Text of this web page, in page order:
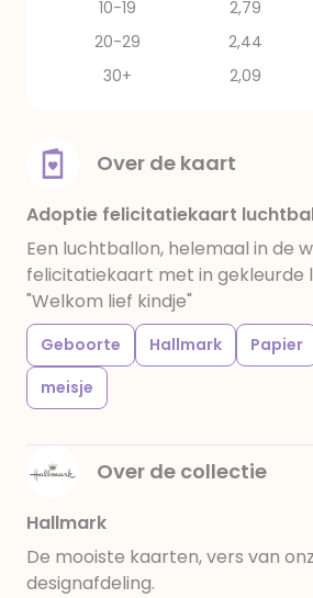
10-19
2,79
20-29
2,44
30+
2,09
Over de kaart
Adoptie felicitatiekaart
Een luchtballon, helemaal in de
felicitatiekaart met in gekleurde
"Welkom lief kindje"
Geboorte Hallmark Papier
meisje
Over de collectie
Hallmark
De mooiste kaarten, vers van
designafdeling.